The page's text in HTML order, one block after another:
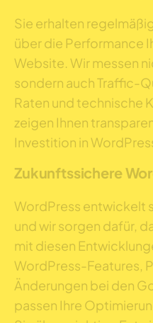
Sie erhalten
über die Performance
Website. Wir messen
sondern auch Traffic-
Raten und technische
zeigen Ihnen
Investition in
Zukunftssichere
WordPress entwickelt
und wir sorgen dafür,
mit diesen
WordPress-Features,
Änderungen bei den
passen Ihre